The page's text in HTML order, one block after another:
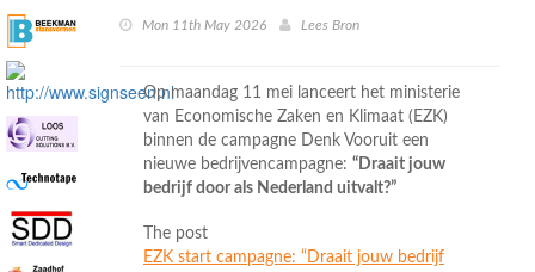
Mon 11th May 2026 Lees Bron
Op maandag 11 mei lanceert het ministerie
van Economische Zaken en Klimaat (EZK)
binnen de campagne Denk Vooruit een
nieuwe bedrijvencampagne: “Draait jouw
bedrijf door als Nederland uitvalt?”
The post
EZK start campagne: “Draait jouw bedrijf